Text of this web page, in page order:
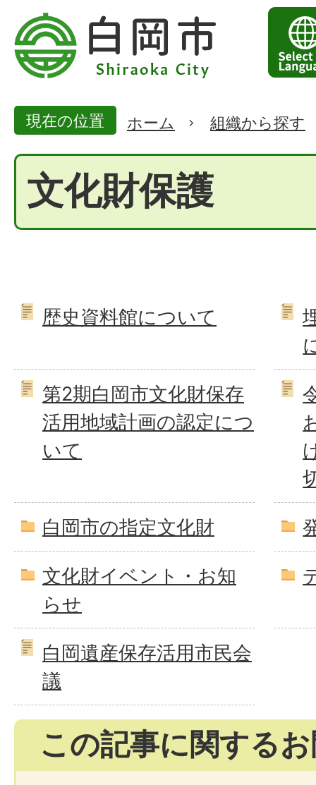
現在の位置 ホーム 組織から探す
文化財保護
歴史資料館について
第2期白岡市文化財保存
活用地域計画の認定につ
いて
白岡市の指定文化財
文化財イベント・お知
らせ
白岡遺産保存活用市民会
議
この記事に関する